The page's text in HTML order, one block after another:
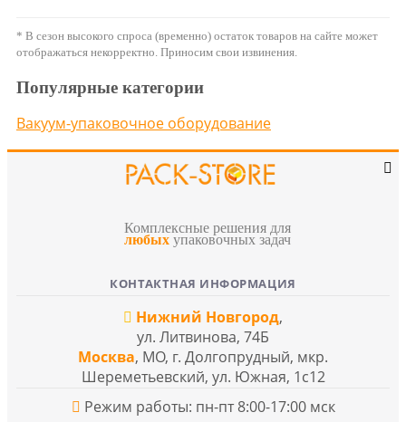
* В сезон высокого спроса (временно) остаток товаров на сайте может
отображаться некорректно. Приносим свои извинения.
Популярные категории
Вакуум-упаковочное оборудование
Комплексные решения для
любых упаковочных задач
КОНТАКТНАЯ ИНФОРМАЦИЯ
Нижний Новгород,
ул. Литвинова, 74Б
Москва, МО, г. Долгопрудный, мкр.
Шереметьевский, ул. Южная, 1с12
Режим работы: пн-пт 8:00-17:00 мск